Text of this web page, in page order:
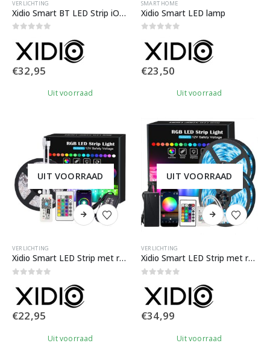
VERLICHTING
Xidio Smart BT LED Strip iOS & Android app bediening | 10 meter
€32,95
Uit voorraad
SMART HOME
Xidio Smart LED lamp
€23,50
Uit voorraad
UIT VOORRAAD
VERLICHTING
Xidio Smart LED Strip met remote & app bediening – Alexa & Google Assistant | 5 meter
€22,95
Uit voorraad
UIT VOORRAAD
VERLICHTING
Xidio Smart LED Strip met remote & app bediening (iOS & Android) – 10 meter
€34,99
Uit voorraad